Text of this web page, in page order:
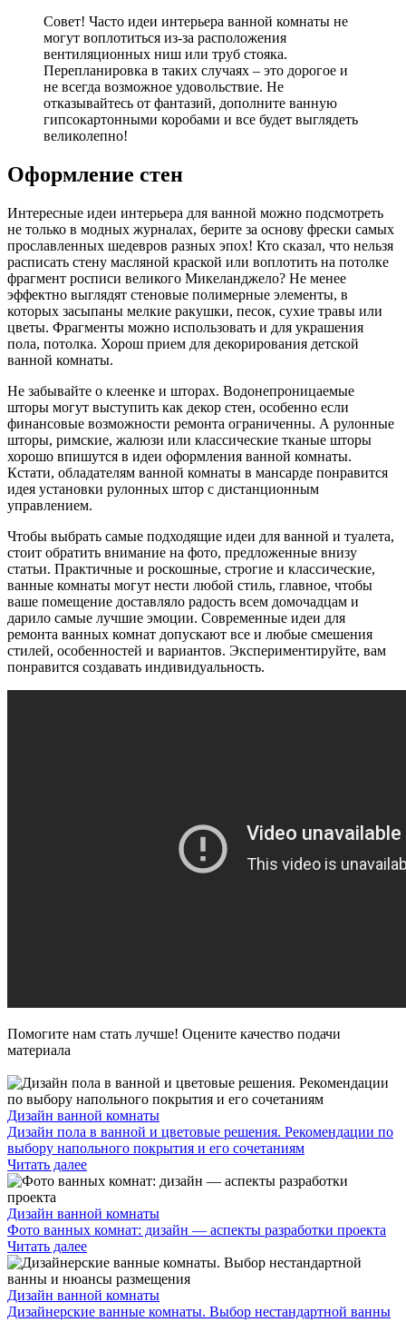
Совет! Часто идеи интерьера ванной комнаты не
могут воплотиться из-за расположения
вентиляционных ниш или труб стояка.
Перепланировка в таких случаях – это дорогое и
не всегда возможное удовольствие. Не
отказывайтесь от фантазий, дополните ванную
гипсокартонными коробами и все будет выглядеть
великолепно!
Оформление стен
Интересные идеи интерьера для ванной можно подсмотреть
не только в модных журналах, берите за основу фрески самых
прославленных шедевров разных эпох! Кто сказал, что нельзя
расписать стену масляной краской или воплотить на потолке
фрагмент росписи великого Микеланджело? Не менее
эффектно выглядят стеновые полимерные элементы, в
которых засыпаны мелкие ракушки, песок, сухие травы или
цветы. Фрагменты можно использовать и для украшения
пола, потолка. Хорош прием для декорирования детской
ванной комнаты.
Не забывайте о клеенке и шторах. Водонепроницаемые
шторы могут выступить как декор стен, особенно если
финансовые возможности ремонта ограниченны. А рулонные
шторы, римские, жалюзи или классические тканые шторы
хорошо впишутся в идеи оформления ванной комнаты.
Кстати, обладателям ванной комнаты в мансарде понравится
идея установки рулонных штор с дистанционным
управлением.
Чтобы выбрать самые подходящие идеи для ванной и туалета,
стоит обратить внимание на фото, предложенные внизу
статьи. Практичные и роскошные, строгие и классические,
ванные комнаты могут нести любой стиль, главное, чтобы
ваше помещение доставляло радость всем домочадцам и
дарило самые лучшие эмоции. Современные идеи для
ремонта ванных комнат допускают все и любые смешения
стилей, особенностей и вариантов. Экспериментируйте, вам
понравится создавать индивидуальность.
Помогите нам стать лучше! Оцените качество подачи
материала
Дизайн ванной комнаты
Дизайн пола в ванной и цветовые решения. Рекомендации по
выбору напольного покрытия и его сочетаниям
Читать далее
Дизайн ванной комнаты
Фото ванных комнат: дизайн — аспекты разработки проекта
Читать далее
Дизайн ванной комнаты
Дизайнерские ванные комнаты. Выбор нестандартной ванны